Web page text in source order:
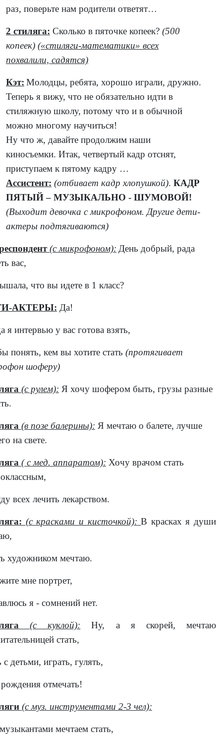
раз, поверьте нам родители ответят…
2 стиляга: Сколько в пяточке копеек? (500
копеек) («стиляги-математики» всех
похвалили, садятся)
Кэт: Молодцы, ребята, хорошо играли, дружно.
Теперь я вижу, что не обязательно идти в
стиляжную школу, потому что и в обычной
можно многому научиться!
Ну что ж, давайте продолжим наши
киносъемки. Итак, четвертый кадр отснят,
приступаем к пятому кадру …
Ассистент: (отбивает кадр хлопушкой). КАДР
ПЯТЫЙ – МУЗЫКАЛЬНО - ШУМОВОЙ!
(Выходит девочка с микрофоном. Другие дети-
актеры подтягиваются)
(с микрофоном): День добрый, рада
вас,
что вы идете в 1 класс?
АКТЕРЫ: Да!
я интервью у вас готова взять,
понять, кем вы хотите стать (протягивает
шоферу)
(с рулем): Я хочу шофером быть, грузы разные
(в позе балерины): Я мечтаю о балете, лучше
на свете.
( с мед. аппаратом): Хочу врачом стать
всех лечить лекарством.
(с красками и кисточкой): В красках я души
художником мечтаю.
мне портрет,
я - сомнений нет.
(с куклой): Ну, а я скорей, мечтаю
стать,
с детьми, играть, гулять,
отмечать!
(с муз. инструментами 2-3 чел):
мечтаем стать,